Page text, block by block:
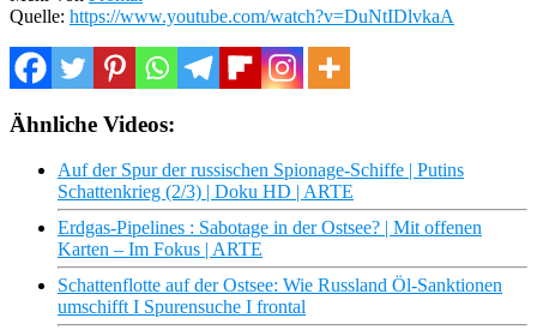
Quelle: https://www.youtube.com/watch?v=DuNtIDlvkaA
Ähnliche Videos:
Auf der Spur der russischen Spionage-Schiffe | Putins
Schattenkrieg (2/3) | Doku HD | ARTE
Erdgas-Pipelines : Sabotage in der Ostsee? | Mit offenen
Karten – Im Fokus | ARTE
Schattenflotte auf der Ostsee: Wie Russland Öl-Sanktionen
umschifft I Spurensuche I frontal